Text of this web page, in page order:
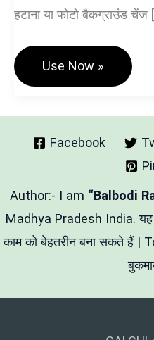
हटाना या फोटो बैकग्राउंड चेंज
Image
Removal
Hindi
फोटो
बैकग्राउंड
Use Now »
Facebook
Author:- I am “Balbodi
Madhya Pradesh India.
काम को बेहतरीन बना सकते हैं |